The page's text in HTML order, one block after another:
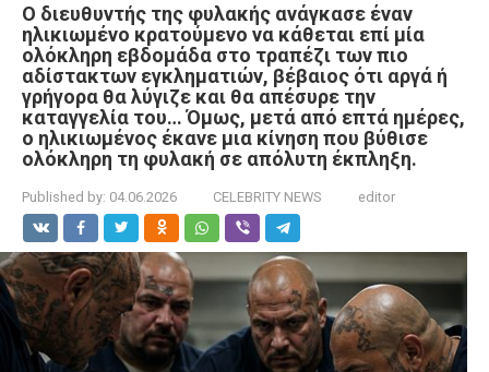
Ο διευθυντής της φυλακής ανάγκασε έναν
ηλικιωμένο κρατούμενο να κάθεται επί μία
ολόκληρη εβδομάδα στο τραπέζι των πιο
αδίστακτων εγκληματιών, βέβαιος ότι αργά ή
γρήγορα θα λύγιζε και θα απέσυρε την
καταγγελία του… Όμως, μετά από επτά ημέρες,
ο ηλικιωμένος έκανε μια κίνηση που βύθισε
ολόκληρη τη φυλακή σε απόλυτη έκπληξη.
Published by: 04.06.2026 CELEBRITY NEWS editor